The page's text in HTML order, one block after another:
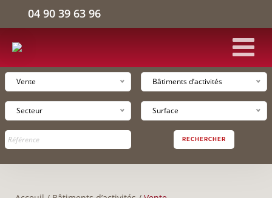
04 90 39 63 96
ACCUEIL
BÂTIMENTS D'ACTIVITÉS
Vente Bâtiments d’activités
Secteur Surface
RECHERCHER